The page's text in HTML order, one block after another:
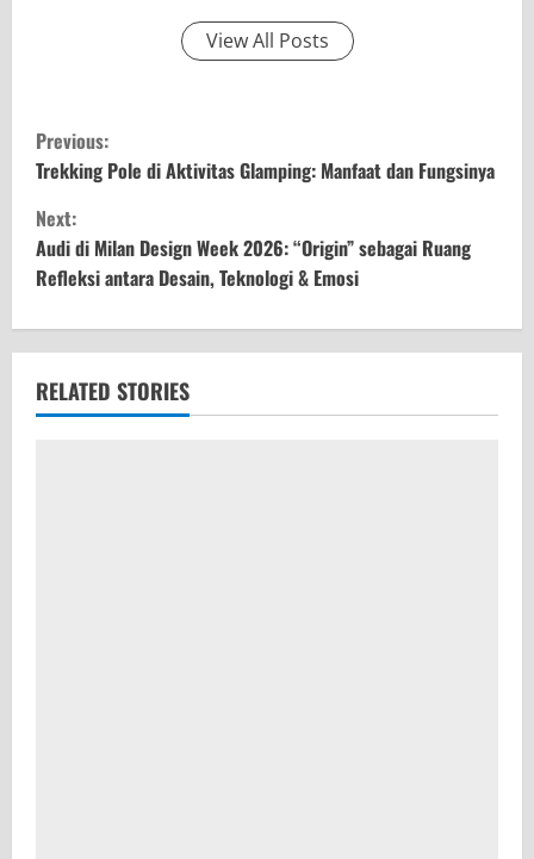
View All Posts
C
o
n
t
i
n
u
Previous:
Trekking Pole di Aktivitas Glamping: Manfaat dan Fungsinya
Next:
Audi di Milan Design Week 2026: “Origin” sebagai Ruang
Refleksi antara Desain, Teknologi & Emosi
RELATED STORIES